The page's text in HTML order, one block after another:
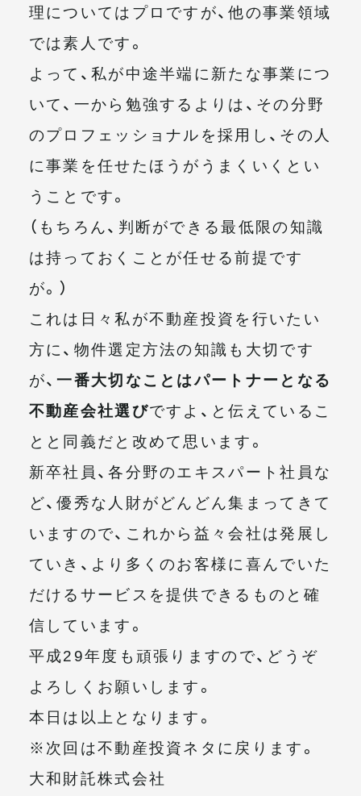
理についてはプロですが、他の事業領域
では素人です。
よって、私が中途半端に新たな事業につ
いて、一から勉強するよりは、その分野
のプロフェッショナルを採用し、その人
に事業を任せたほうがうまくいくとい
うことです。
（もちろん、判断ができる最低限の知識
は持っておくことが任せる前提です
が。）
これは日々私が不動産投資を行いたい
方に、物件選定方法の知識も大切です
が、一番大切なことはパートナーとなる
不動産会社選びですよ、と伝えているこ
とと同義だと改めて思います。
新卒社員、各分野のエキスパート社員な
ど、優秀な人財がどんどん集まってきて
いますので、これから益々会社は発展し
ていき、より多くのお客様に喜んでいた
だけるサービスを提供できるものと確
信しています。
平成29年度も頑張りますので、どうぞ
よろしくお願いします。
本日は以上となります。
※次回は不動産投資ネタに戻ります。
大和財託株式会社